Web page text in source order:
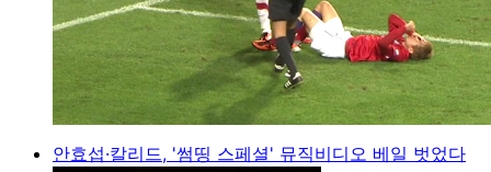
안효섭·칼리드, '썸띵 스페셜' 뮤직비디오 베일 벗었다